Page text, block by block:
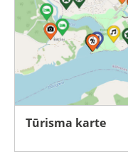
Tūrisma karte